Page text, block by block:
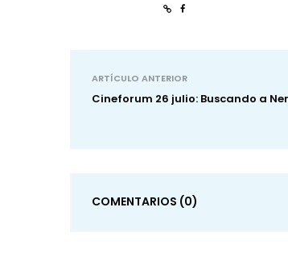
ARTÍCULO ANTERIOR
Cineforum 26 julio: Buscando a
COMENTARIOS (0)